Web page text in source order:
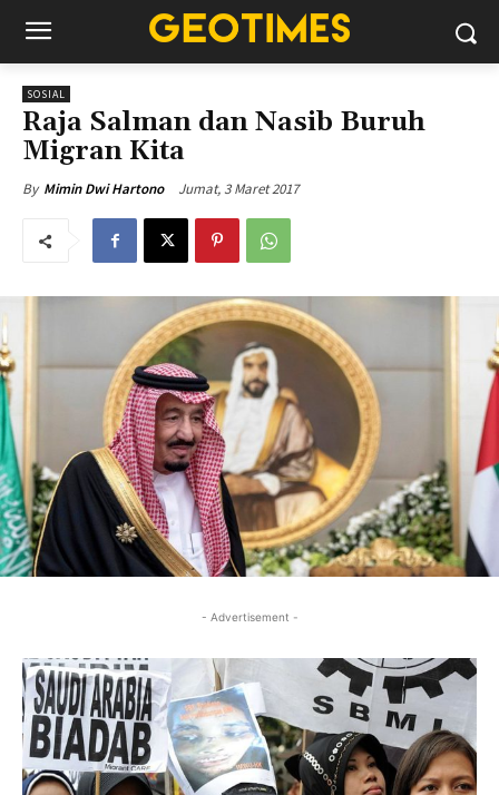
SOSIAL
Raja Salman dan Nasib Buruh
Migran Kita
By Mimin Dwi Hartono Jumat, 3 Maret 2017
- Advertisement -